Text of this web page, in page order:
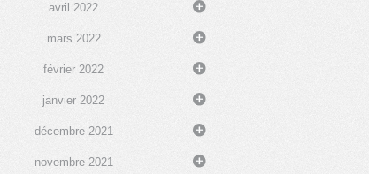
avril 2022
mars 2022
février 2022
janvier 2022
décembre 2021
novembre 2021